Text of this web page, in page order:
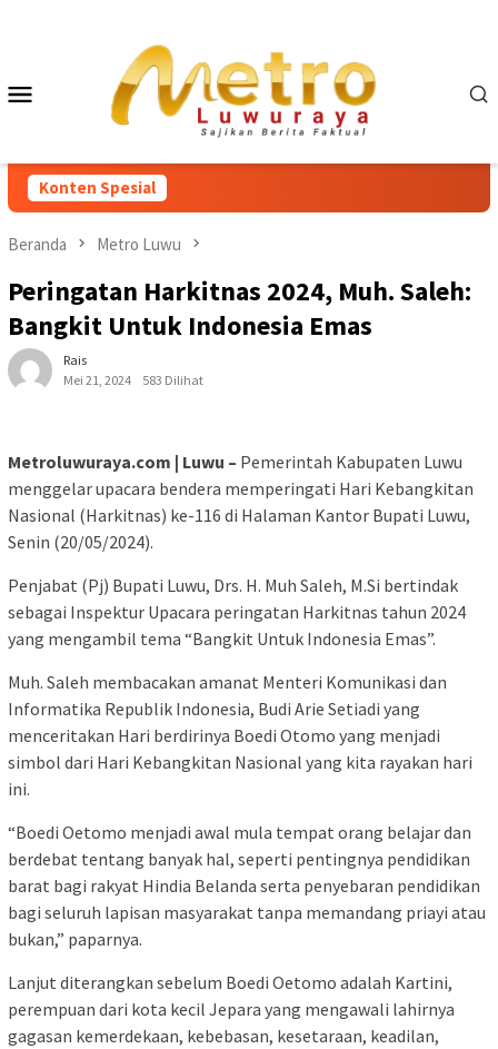
Mobile
Konten Spesial
Beranda Metro Luwu
Peringatan Harkitnas 2024, Muh. Saleh:
Bangkit Untuk Indonesia Emas
Rais
Mei 21, 2024
583 Dilihat
Metroluwuraya.com | Luwu – Pemerintah Kabupaten Luwu
menggelar upacara bendera memperingati Hari Kebangkitan
Nasional (Harkitnas) ke-116 di Halaman Kantor Bupati Luwu,
Senin (20/05/2024).
Penjabat (Pj) Bupati Luwu, Drs. H. Muh Saleh, M.Si bertindak
sebagai Inspektur Upacara peringatan Harkitnas tahun 2024
yang mengambil tema “Bangkit Untuk Indonesia Emas”.
Muh. Saleh membacakan amanat Menteri Komunikasi dan
Informatika Republik Indonesia, Budi Arie Setiadi yang
menceritakan Hari berdirinya Boedi Otomo yang menjadi
simbol dari Hari Kebangkitan Nasional yang kita rayakan hari
ini.
“Boedi Oetomo menjadi awal mula tempat orang belajar dan
berdebat tentang banyak hal, seperti pentingnya pendidikan
barat bagi rakyat Hindia Belanda serta penyebaran pendidikan
bagi seluruh lapisan masyarakat tanpa memandang priayi atau
bukan,” paparnya.
Lanjut diterangkan sebelum Boedi Oetomo adalah Kartini,
perempuan dari kota kecil Jepara yang mengawali lahirnya
gagasan kemerdekaan, kebebasan, kesetaraan, keadilan,